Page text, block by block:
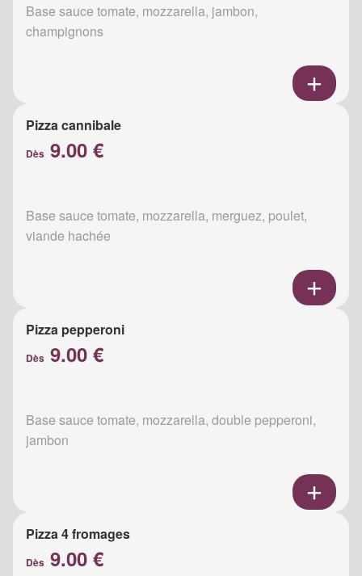
Base sauce tomate, mozzarella, jambon,
champignons
Pizza cannibale
Dès 9.00 €
Base sauce tomate, mozzarella, merguez, poulet,
viande hachée
Pizza pepperoni
Dès 9.00 €
Base sauce tomate, mozzarella, double pepperoni,
jambon
Pizza 4 fromages
Dès 9.00 €